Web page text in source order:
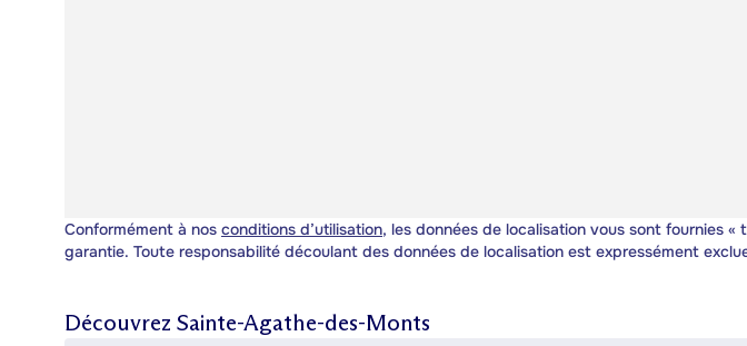
Conformément à nos conditions d’utilisation, les données de localisation vous sont fournies «
garantie. Toute responsabilité découlant des données de localisation est expressément
Découvrez Sainte-Agathe-des-Monts